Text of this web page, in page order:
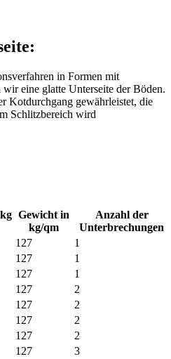
in Formen mit
eine glatte Unterseite der Böden.
Kotdurchgang gewährleistet, die
Schlitzbereich wird
Gewicht in
kg/qm
Anzahl der
Unterbrechungen
127
1
127
1
127
1
127
2
127
2
127
2
127
2
127
3